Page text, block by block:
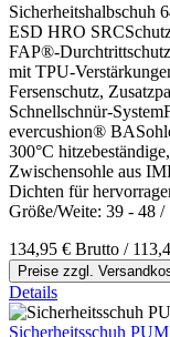
ESD HRO
FAP®-
mit TPU-
Fersenschutz,
Schnellschnür-
evercushion®
300°C
Zwischensohle aus
Dichten für
Größe/Weite: 39 - 48 /
134,95 € Brutto /
Preise zzgl.
Details
Sicherheitsschuh